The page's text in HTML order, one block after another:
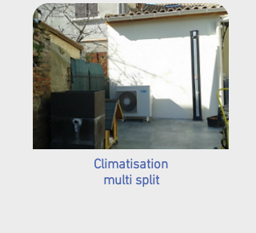
Climatisation
multi split